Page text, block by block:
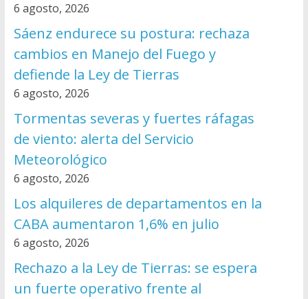
6 agosto, 2026
Sáenz endurece su postura: rechaza
cambios en Manejo del Fuego y
defiende la Ley de Tierras
6 agosto, 2026
Tormentas severas y fuertes ráfagas
de viento: alerta del Servicio
Meteorológico
6 agosto, 2026
Los alquileres de departamentos en la
CABA aumentaron 1,6% en julio
6 agosto, 2026
Rechazo a la Ley de Tierras: se espera
un fuerte operativo frente al